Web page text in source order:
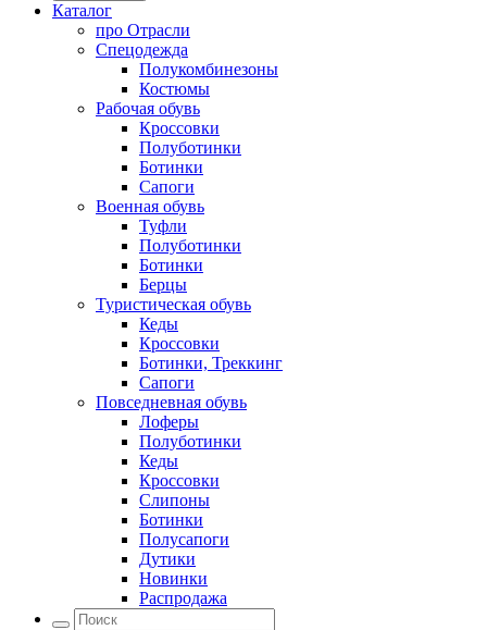
Каталог
про Отрасли
Спецодежда
Полукомбинезоны
Костюмы
Рабочая обувь
Кроссовки
Полуботинки
Ботинки
Сапоги
Военная обувь
Туфли
Полуботинки
Ботинки
Берцы
Туристическая обувь
Кеды
Кроссовки
Ботинки, Треккинг
Сапоги
Повседневная обувь
Лоферы
Полуботинки
Кеды
Кроссовки
Слипоны
Ботинки
Полусапоги
Дутики
Новинки
Распродажа